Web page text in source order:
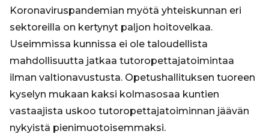
Koronaviruspandemian myötä yhteiskunnan eri
sektoreilla on kertynyt paljon hoitovelkaa.
Useimmissa kunnissa ei ole taloudellista
mahdollisuutta jatkaa tutoropettajatoimintaa
ilman valtionavustusta. Opetushallituksen tuoreen
kyselyn mukaan kaksi kolmasosaa kuntien
vastaajista uskoo tutoropettajatoiminnan jäävän
nykyistä pienimuotoisemmaksi.